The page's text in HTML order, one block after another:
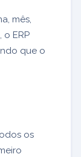
mês,
, o ERP
que o
os